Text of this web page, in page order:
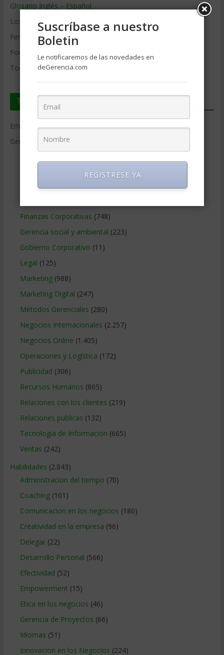
Glosario Inglés – Español
Los mejores MBA
Firmas de Gerencia
Formación de Gerencia
Todos los Temas
Temas de Gerencia
Empresas de Gerencia(38)
Gerencia
(9.477)
Ciencias Económicas(80)
Educacion Gerencial
Finanzas Corporativas (748)
Gerencia social y ambiental (223)
Gobierno Corporativo (11)
Legal (125)
Marketing(988)
Marketing Digital (247)
Métodos Gerenciales (280)
Negocios Internacionales (2.257)
Negocios Online (1.405)
Operaciones y Logística (172)
Publicidad (306)
Recursos Humanos (865)
Relaciones con los clientes (219)
Relaciones publicas (132)
Tecnologia de Informacion (665)
Ventas (242)
Habilidades (2.843)
Administracion del tiempo (70)
Coaching(101)
Comunicacion en los negocios (180)
Creatividad en la empresa (96)
Delegar(22)
Desarrollo Personal (566)
Efectividad (52)
Empowerment (15)
Etica en los negocios (46)
Gerencia de Proyectos (66)
Idiomas (51)
Innovacion en los Negocios (224)
Suscríbase a nuestro
Boletin
Le notificaremos de las novedades en
deGerencia.com
REGISTRESE YA